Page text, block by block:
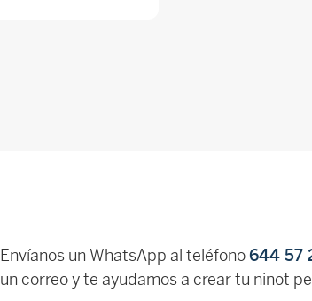
Envíanos un WhatsApp al teléfono644 57
un correo y te ayudamos a crear tu ninot